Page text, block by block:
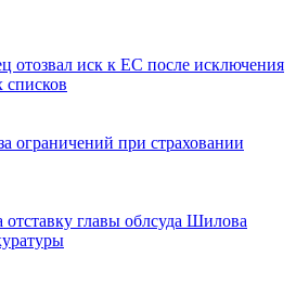
отозвал иск к ЕС после исключения
списков
ограничений при страховании
главы облсуда Шилова